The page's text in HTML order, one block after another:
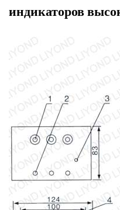
индикаторов